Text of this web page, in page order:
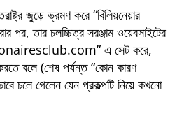
জুড়ে ভ্রমণ করে বিলিয়নেয়ার
পর, তার চলচ্চিত্র সরঞ্জাম ওয়েবসাইটের
এ সেট করে,
বলে (শেষ পর্যন্ত কোন কারণ
চলে গেলেন যেন প্রকল্পটি নিয়ে কখনো